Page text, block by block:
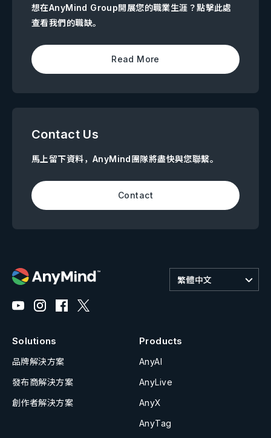
想在AnyMind Group開展您的職業生涯？點擊此處
查看我們的職缺。
Read More
Contact Us
馬上留下資料，AnyMind團隊將盡快與您聯繫。
Contact
繁體中文
Solutions
品牌解決方案
發布商解決方案
創作者解決方案
Products
AnyAI
AnyLive
AnyX
AnyTag